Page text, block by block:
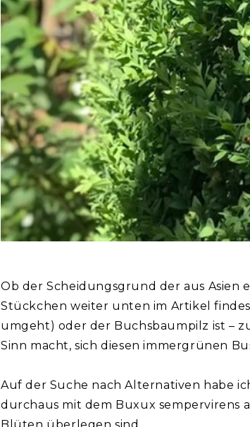
Ob der Scheidungsgrund der aus Asien
Stückchen weiter unten im Artikel
umgeht) oder der Buchsbaumpilz ist –
Sinn macht, sich diesen immergrünen
Auf der Suche nach Alternativen habe
durchaus mit dem Buxux sempervirens